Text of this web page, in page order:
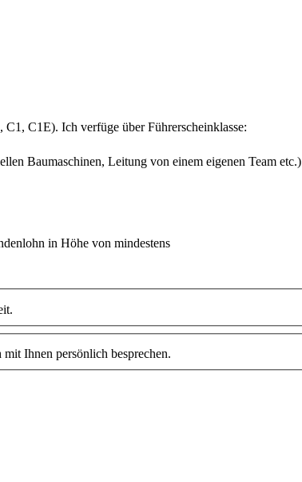
C1E). Ich verfüge über Führerscheinklasse:
Baumaschinen, Leitung von einem eigenen Team etc.)
in Höhe von mindestens
Ihnen persönlich besprechen.